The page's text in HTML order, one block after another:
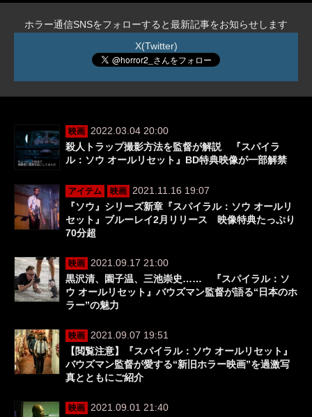
ホラー通信SNSをフォローすると最新記事をお知らせします
X(Twitter)
映画 2022.03.04 20:00
殺人トラップ撮影方法を監督が解説 『スパイラ
ル：ソウ オールリセット』BD特典映像が一部解禁
アイテム 映画 2021.11.16 19:07
『ソウ』シリーズ新章『スパイラル：ソウ オールリ
セット』ブルーレイ2月リリース 映像特典たっぷり
70分超
映画 2021.09.17 21:00
黒沢清、園子温、三池崇史…… 『スパイラル：ソ
ウ オールリセット』バウズマン監督が語る“日本のホ
ラー”の魅力
映画 2021.09.07 19:51
【閲覧注意】『スパイラル：ソウ オールリセット』
バウズマン監督が愛する“新旧ホラー映画”を過激写
真とともにご紹介
映画 2021.09.01 21:40